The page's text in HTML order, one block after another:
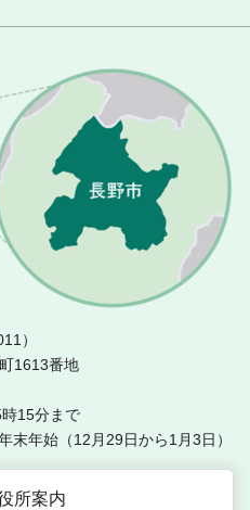
）
1613番地
15分まで
末年始（12月29日から1月3日）
所案内